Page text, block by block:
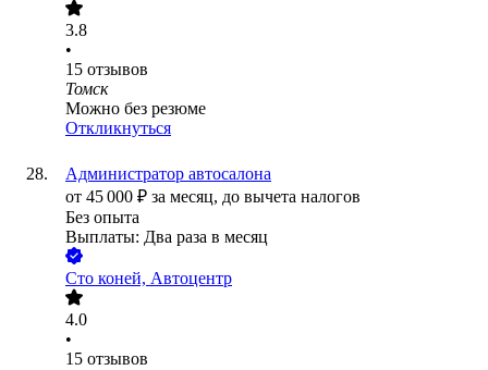
3.8
•
15 отзывов
Томск
Можно без резюме
Откликнуться
Администратор автосалона
от 45 000 ₽ за месяц, до вычета налогов
Без опыта
Выплаты: Два раза в месяц
Сто коней, Автоцентр
4.0
•
15 отзывов